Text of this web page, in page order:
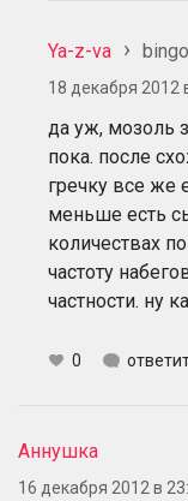
Ya-z-va
18 декабря 2012
да уж, мозоль
пока. после
гречку все же
меньше есть
количествах
частоту
частности. ну
0
Аннушка
16 декабря 2012 в